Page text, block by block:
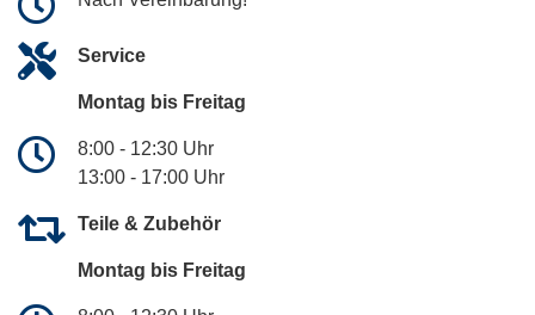
Service
Montag bis Freitag
8:00 - 12:30 Uhr
13:00 - 17:00 Uhr
Teile & Zubehör
Montag bis Freitag